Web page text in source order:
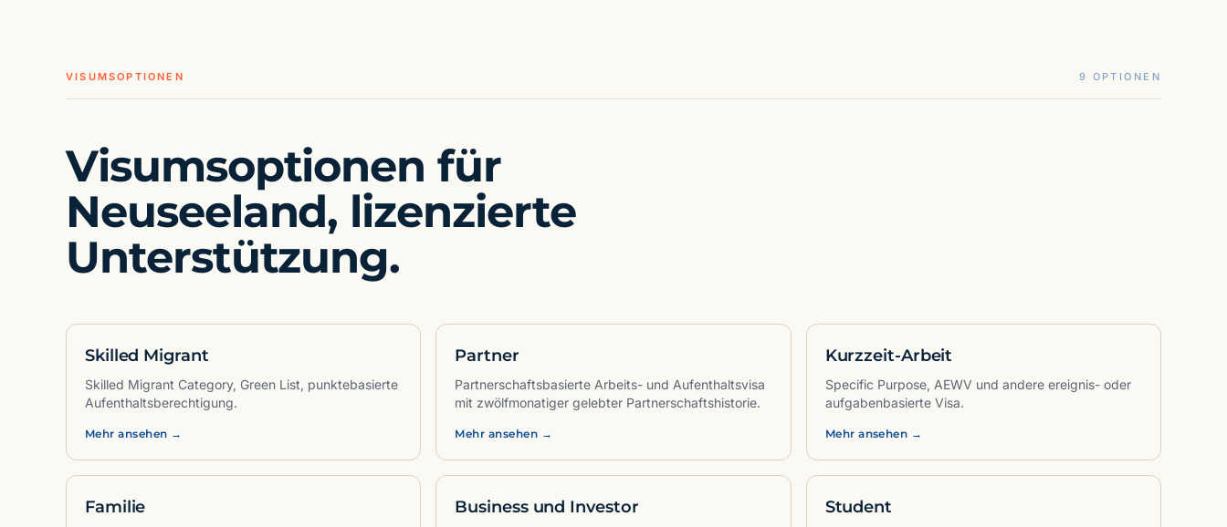
VISUMSOPTIONEN 9 OPTIONEN
Visumsoptionen für
Neuseeland, lizenzierte
Unterstützung.
Skilled Migrant
Skilled Migrant Category, Green List, punktebasierte
Aufenthaltsberechtigung.
Mehr ansehen →
Partner
Partnerschaftsbasierte Arbeits- und Aufenthaltsvisa
mit zwölfmonatiger gelebter Partnerschaftshistorie.
Mehr ansehen →
Kurzzeit-Arbeit
Specific Purpose, AEWV und andere ereignis- oder
aufgabenbasierte Visa.
Mehr ansehen →
Familie Business und Investor Student